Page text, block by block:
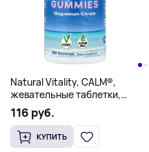
Natural Vitality, CALM®,
жевательные таблетки,
цитрат магния, со вкусом
малины и лимона, 120
жевательных таблеток (83
мг в 1 таблетке)
116 руб.
КУПИТЬ